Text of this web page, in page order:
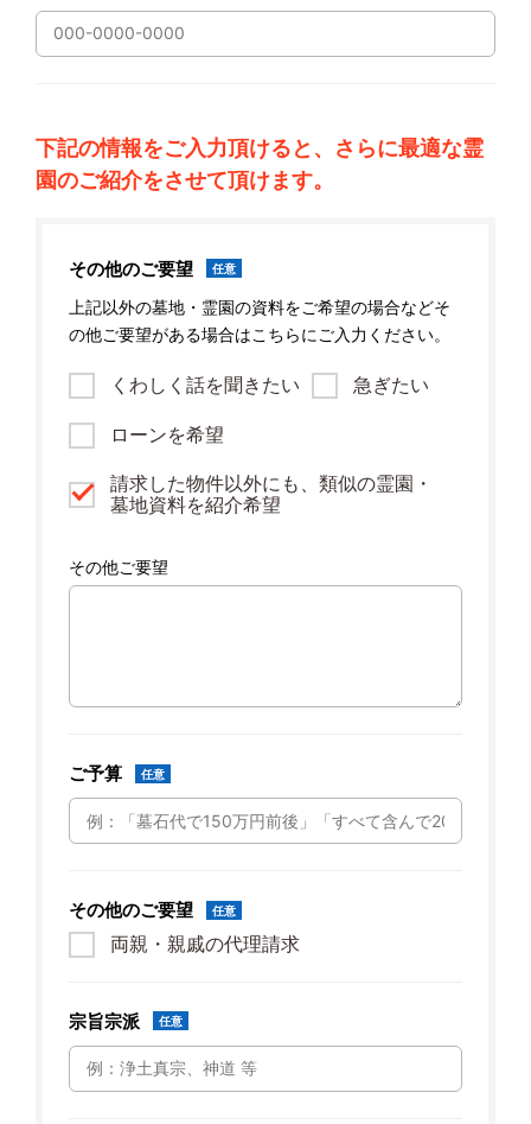
下記の情報をご入力頂けると、さらに最適な霊
園のご紹介をさせて頂けます。
その他のご要望 任意
上記以外の墓地・霊園の資料をご希望の場合などそ
の他ご要望がある場合はこちらにご入力ください。
くわしく話を聞きたい 急ぎたい
ローンを希望
請求した物件以外にも、類似の霊園・
墓地資料を紹介希望
その他ご要望
ご予算 任意
その他のご要望 任意
両親・親戚の代理請求
宗旨宗派 任意